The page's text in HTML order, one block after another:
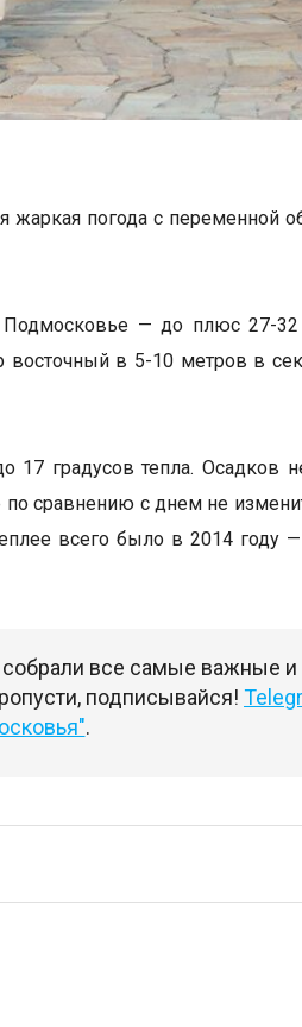
погода с переменной
— до плюс 27-
в 5-10 метров в
градусов тепла. Осадков
сравнению с днем не
всего было в 2014 году
все самые важные и
подписывайся!
.